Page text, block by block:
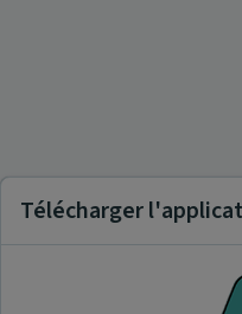
Télécharger